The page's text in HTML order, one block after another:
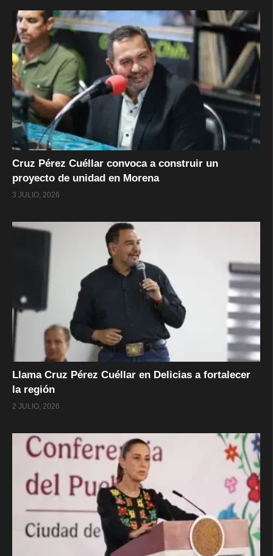
Cruz Pérez Cuéllar convoca a construir un
proyecto de unidad en Morena
3 JULIO, 2026
Llama Cruz Pérez Cuéllar en Delicias a fortalecer
la región
2 JULIO, 2026